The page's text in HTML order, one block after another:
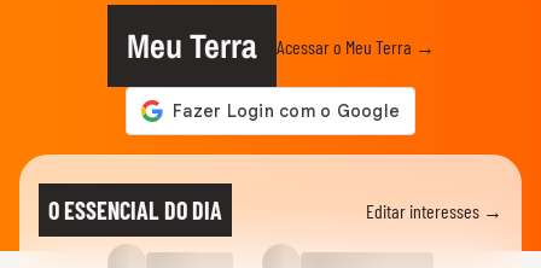
Meu Terra Acessar o Meu Terra →
O ESSENCIAL DO DIA Editar interesses →